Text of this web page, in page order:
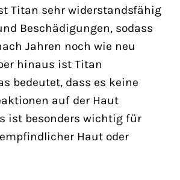
Titan sehr widerstandsfähig
Beschädigungen, sodass
Jahren noch wie neu
hinaus ist Titan
bedeutet, dass es keine
auf der Haut
ist besonders wichtig für
Haut oder